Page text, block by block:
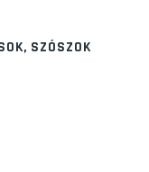
SZÓSZOK